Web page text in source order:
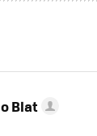
Blat